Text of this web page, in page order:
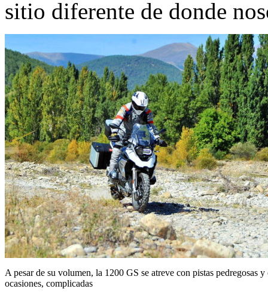
sitio diferente de donde
A pesar de su volumen, la 1200 GS se atreve con pistas pedregosas y
ocasiones, complicadas